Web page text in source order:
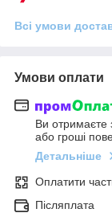
Всі умови
Умови оплати
Ви отримаєте
або гроші
Детальніше
Оплатити
Післяплата